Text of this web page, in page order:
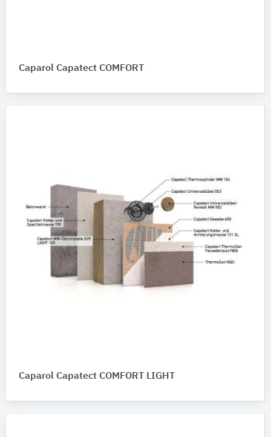
Caparol Capatect COMFORT
Caparol Capatect COMFORT LIGHT